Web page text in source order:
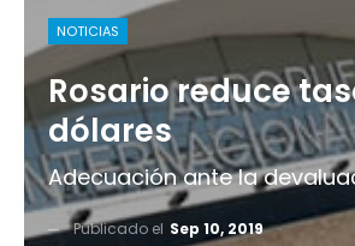
NOTICIAS
Rosario reduce
dólares
Adecuación ante la
Publicado el Sep 10, 2019